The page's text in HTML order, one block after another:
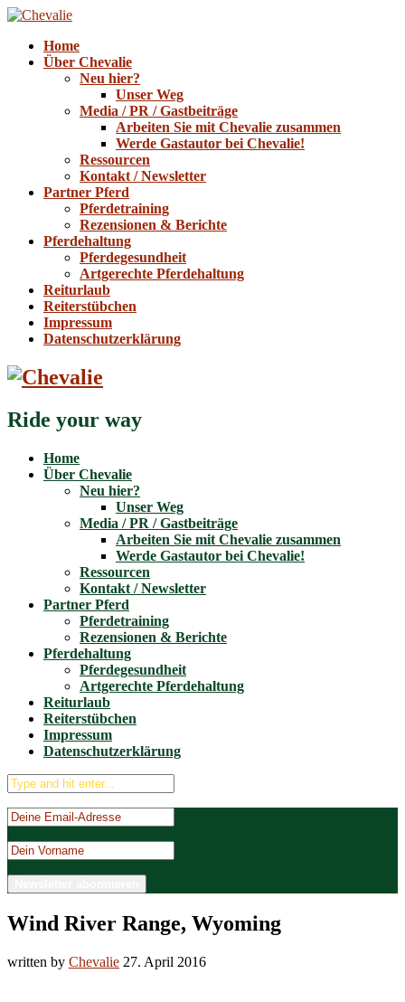
Home
Über Chevalie
Neu hier?
Unser Weg
Media / PR / Gastbeiträge
Arbeiten Sie mit Chevalie zusammen
Werde Gastautor bei Chevalie!
Ressourcen
Kontakt / Newsletter
Partner Pferd
Pferdetraining
Rezensionen & Berichte
Pferdehaltung
Pferdegesundheit
Artgerechte Pferdehaltung
Reiturlaub
Reiterstübchen
Impressum
Datenschutzerklärung
Ride your way
Home
Über Chevalie
Neu hier?
Unser Weg
Media / PR / Gastbeiträge
Arbeiten Sie mit Chevalie zusammen
Werde Gastautor bei Chevalie!
Ressourcen
Kontakt / Newsletter
Partner Pferd
Pferdetraining
Rezensionen & Berichte
Pferdehaltung
Pferdegesundheit
Artgerechte Pferdehaltung
Reiturlaub
Reiterstübchen
Impressum
Datenschutzerklärung
Wind River Range, Wyoming
written by Chevalie 27. April 2016